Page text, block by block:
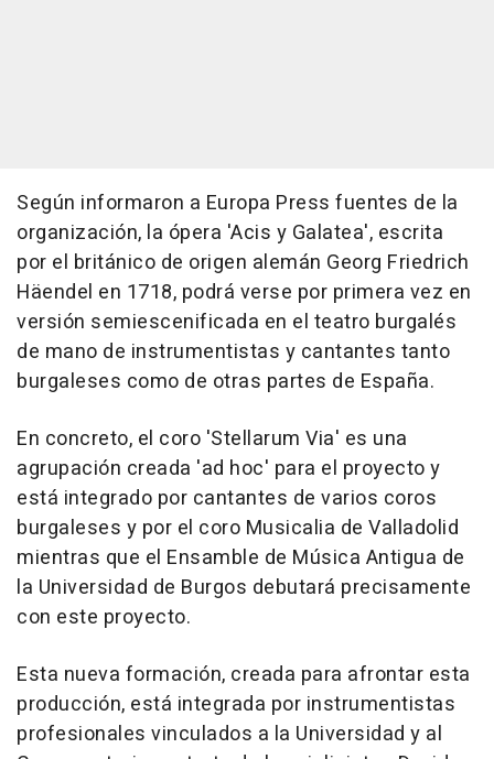
Según informaron a Europa Press fuentes de la
organización, la ópera 'Acis y Galatea', escrita
por el británico de origen alemán Georg Friedrich
Häendel en 1718, podrá verse por primera vez en
versión semiescenificada en el teatro burgalés
de mano de instrumentistas y cantantes tanto
burgaleses como de otras partes de España.
En concreto, el coro 'Stellarum Via' es una
agrupación creada 'ad hoc' para el proyecto y
está integrado por cantantes de varios coros
burgaleses y por el coro Musicalia de Valladolid
mientras que el Ensamble de Música Antigua de
la Universidad de Burgos debutará precisamente
con este proyecto.
Esta nueva formación, creada para afrontar esta
producción, está integrada por instrumentistas
profesionales vinculados a la Universidad y al